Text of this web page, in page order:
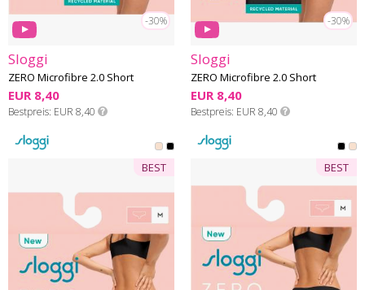
-30%
Sloggi
ZERO Microfibre 2.0 Short
EUR 8,40
Bestpreis EUR 8,40
-30%
Sloggi
ZERO Microfibre 2.0 Short
EUR 8,40
Bestpreis EUR 8,40
BEST BEST